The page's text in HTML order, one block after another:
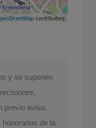
contributors
y se suponen
previo aviso.
de la